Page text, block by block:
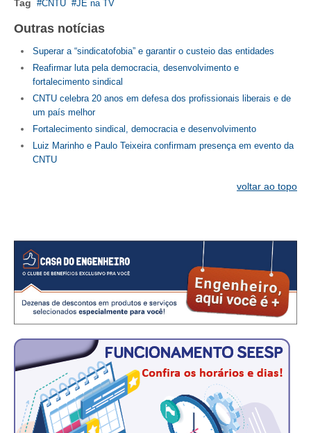
CONTATO
CURSOS
ENGENHEIRO EMPREENDEDOR
SEESP EDUCAÇÃO
PLATAFORMAS GRATUITAS
PLANO DE SAÚDE
SEESPPREV
CONSÓRCIOS
CAMPANHAS SALARIAIS
COMUNICAÇÃO
PALAVRA DO MURILO
NOTÍCIAS
Tag CNTU JE na TV
Outras notícias
Superar a “sindicatofobia” e garantir o custeio das entidades
Reafirmar luta pela democracia, desenvolvimento e
fortalecimento sindical
CNTU celebra 20 anos em defesa dos profissionais liberais e de
um país melhor
Fortalecimento sindical, democracia e desenvolvimento
Luiz Marinho e Paulo Teixeira confirmam presença em evento da
CNTU
voltar ao topo